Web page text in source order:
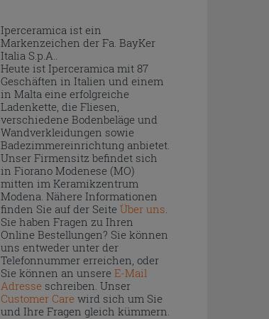
Iperceramica ist ein
Markenzeichen der Fa. BayKer
Italia S.p.A..
Heute ist Iperceramica mit 87
Geschäften in Italien und einem
in Malta eine erfolgreiche
Ladenkette, die Fliesen,
verschiedene Bodenbeläge und
Wandverkleidungen sowie
Badezimmereinrichtung anbietet.
Unser Firmensitz befindet sich
in Fiorano Modenese (MO)
mitten im Keramikzentrum
Modena. Nähere Informationen
finden Sie auf der Seite Über uns.
Sie haben Fragen zu Ihren
Online Bestellungen? Sie können
uns entweder unter der
Telefonnummer erreichen, oder
Sie können an unsere E-Mail
Adresseschreiben. Unser
Customer Carewird sich um Sie
und Ihre Fragen gleich kümmern.